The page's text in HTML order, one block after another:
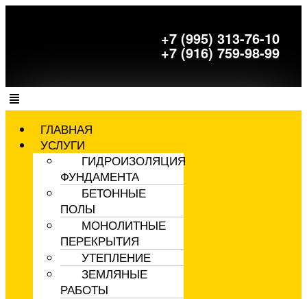
+7 (995) 313-76-10
+7 (916) 759-98-99
ГЛАВНАЯ
УСЛУГИ
ГИДРОИЗОЛЯЦИЯ
ФУНДАМЕНТА
БЕТОННЫЕ
ПОЛЫ
МОНОЛИТНЫЕ
ПЕРЕКРЫТИЯ
УТЕПЛЕНИЕ
ЗЕМЛЯНЫЕ
РАБОТЫ